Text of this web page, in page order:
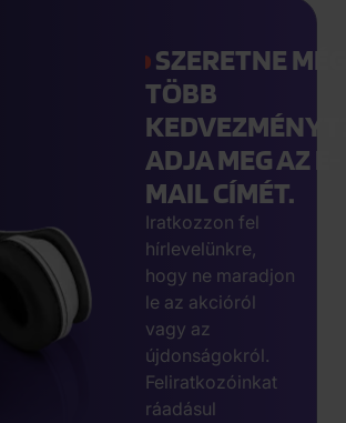
SZERETNE MÉG
TÖBB
ADJA MEG AZ E-
MAIL CÍMÉT.
Iratkozzon fel
hírlevelünkre,
hogy ne maradjon
le az akcióról
vagy az
újdonságokról.
Feliratkozóinkat
ráadásul